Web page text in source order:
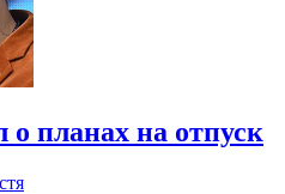
планах на отпуск